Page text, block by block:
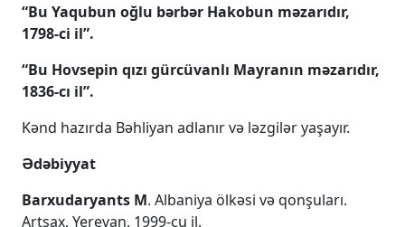
“Bu Yaqubun oğlu bərbər Hakobun məzarıdır,
1798-ci il”.
“Bu Hovsepin qızı gürcüvanlı Mayranın məzarıdır,
1836-cı il”.
Kənd hazırda Bəhliyan adlanır və ləzgilər yaşayır.
Ədəbiyyat
Barxudaryants M. Albaniya ölkəsi və qonşuları.
Artsax, Yerevan, 1999-cu il.